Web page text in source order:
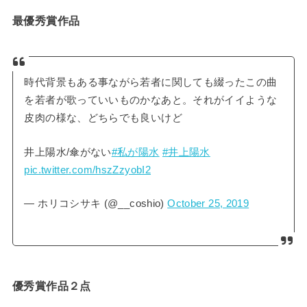
最優秀賞作品
時代背景もある事ながら若者に関しても綴ったこの曲
を若者が歌っていいものかなあと。それがイイような
皮肉の様な、どちらでも良いけど
井上陽水/傘がない#私が陽水 #井上陽水
pic.twitter.com/hszZzyobI2
— ホリコシサキ (@__coshio)October 25, 2019
優秀賞作品２点